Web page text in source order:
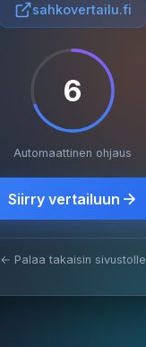
sahkovertailu.fi
6
Automaattinen ohjaus
Siirry vertailuun
← Palaa takaisin sivustolle